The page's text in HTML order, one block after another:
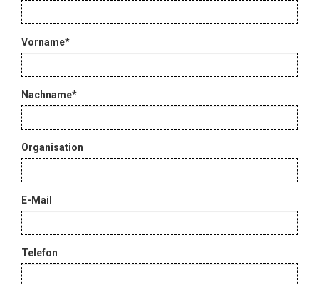
Vorname*
Nachname*
Organisation
E-Mail
Telefon